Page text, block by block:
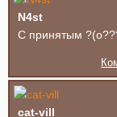
N4st
С принятым
cat-vill